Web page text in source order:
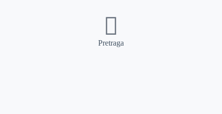
Pretraga